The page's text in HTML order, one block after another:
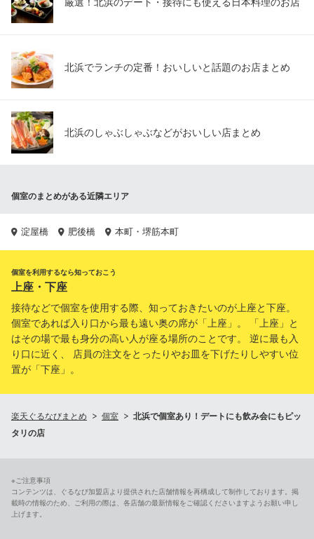
北浜でランチの定番！おいしいと話題のお店まとめ
北浜のしゃぶしゃぶなどがおいしい店まとめ
個室のまとめがある近隣エリア
淀屋橋 肥後橋 本町・堺筋本町
個室を利用するなら知っておこう
上座・下座
接待などで個室を使用する際、知っておきたいのが上座と下座。
個室であれば入り口から最も遠い奥の席が「上座」。 「上座」と
はその場で最も身分の高い人が座る場所のことです。 逆に最も入
り口に近く、 店員の注文をとったりやお皿を下げたりしやすい位
置が「下座」。
楽天ぐるなびまとめ 個室
北浜で個室あり！デートにも飲み会にもピッ
タリの店
※ご注意事項
コンテンツは、ぐるなび加盟店より提供された店舗情報を再構成して制作しております。掲
載時の情報のため、ご利用の際は、各店舗の最新情報をご確認くださいますようお願い申し
上げます。